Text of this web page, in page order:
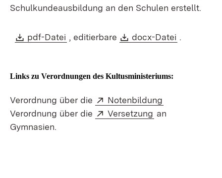
Schulkundeausbildung an den Schulen erstellt.
Download:
pdf-Datei (Öffnet in neuem Fenster)
, editierbare Download:
docx-Datei .
Links zu Verordnungen des Kultusministeriums:
Verordnung über die Extern:
Notenbildung
Verordnung über die
Extern:
Versetzung (Öffnet in
an
Gymnasien.